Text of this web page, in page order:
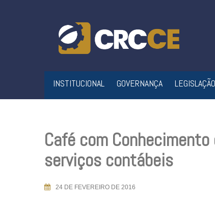
INSTITUCIONAL GOVERNANÇA LEGISLAÇÃO
Café com
serviços contábeis
24 DE FEVEREIRO DE 2016